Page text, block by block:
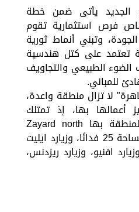
الجديد يأتى ضمن خطة
فرص استثمارية تقوم
وتبني أنماط ثورية
تعتمد على كتل هندسية
الطبيعي والتجاويف
للمباني.
لا تزال منطقة واعدة،
أعمالها بها، إذ تمتلك
مشرعات متميزة في المنطقة بها Zayard north
strike الذي يمتد على مساحة 25 فدانًا، وزيارد ايليت
فدانًا، وزيارد افنيو، وزيارد ريزدنس،